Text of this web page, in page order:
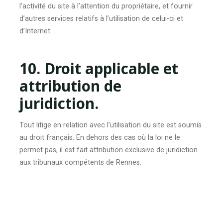
l’activité du site à l’attention du propriétaire, et fournir
d’autres services relatifs à l’utilisation de celui-ci et
d’Internet.
10. Droit applicable et
attribution de
juridiction.
Tout litige en relation avec l’utilisation du site est soumis
au droit français. En dehors des cas où la loi ne le
permet pas, il est fait attribution exclusive de juridiction
aux tribunaux compétents de Rennes.